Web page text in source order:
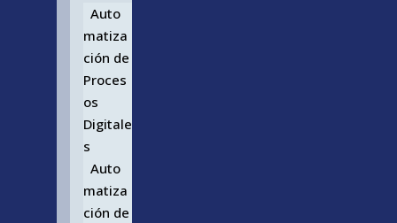
Auto
matiza
ción de
Proces
os
Digitale
s
Auto
matiza
ción de